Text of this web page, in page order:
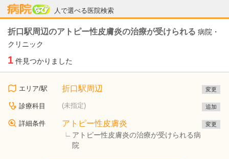
人で選べる医院検索
病院なび
折口駅周辺のアトピー性皮膚炎の治療が受けられる 病院・
クリニック
1 件見つかりました
エリア/駅 折口駅周辺 変更
診療科目 (未指定) 追加
詳細条件 アトピー性皮膚炎
アトピー性皮膚炎の治療が受けられる病
院
変更